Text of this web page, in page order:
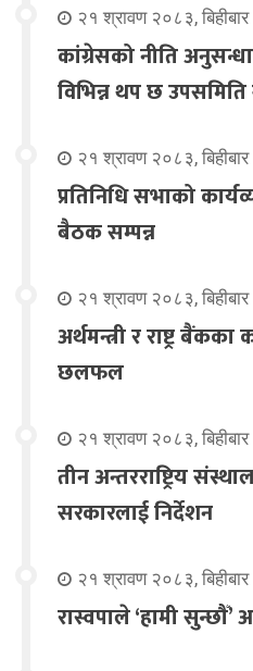
२१ श्रावण २०८३, बिहीबार
कांग्रेसको नीति
विभिन्न थप छ
२१ श्रावण २०८३, बिहीबार
प्रतिनिधि सभाको
बैठक सम्पन्न
२१ श्रावण २०८३, बिहीबार
अर्थमन्त्री र राष्ट्र
छलफल
२१ श्रावण २०८३, बिहीबार
तीन अन्तरराष्ट्रिय
सरकारलाई निर्देशन
२१ श्रावण २०८३, बिहीबार
रास्वपाले ‘हामी सुन्छौँ’